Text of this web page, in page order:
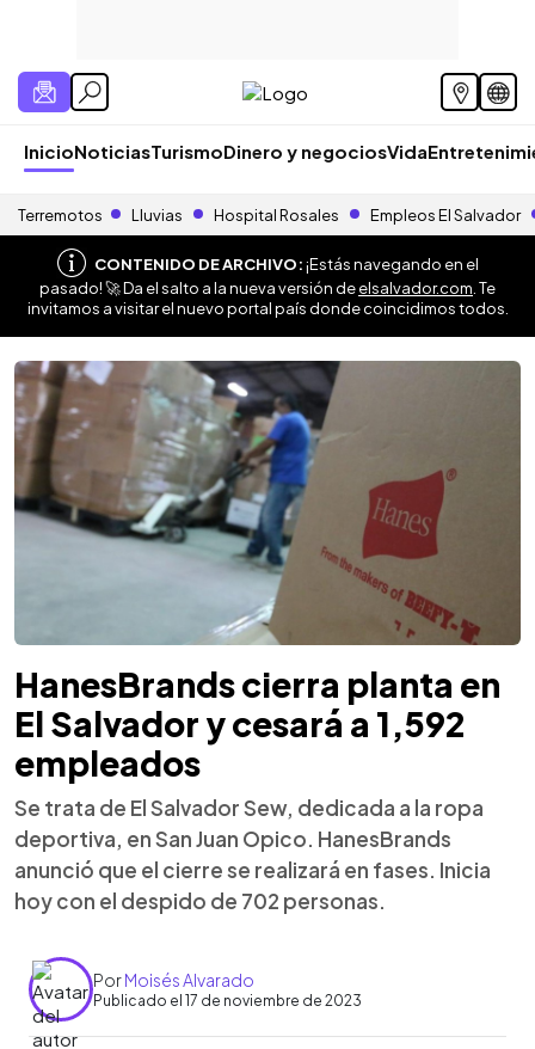
InicioNoticiasTurismoDinero y negociosVida
Terremotos Lluvias Hospital Rosales Empleos El Salvador
CONTENIDO DE ARCHIVO:¡Estás navegando en el
pasado! 🚀 Da el salto a la nueva versión deelsalvador.com . Te
invitamos a visitar el nuevo portal país donde coincidimos todos.
HanesBrands cierra planta en
El Salvador y cesará a 1,592
empleados
Se trata de El Salvador Sew, dedicada a la ropa
deportiva, en San Juan Opico. HanesBrands
anunció que el cierre se realizará en fases. Inicia
hoy con el despido de 702 personas.
PorMoisés Alvarado
Publicado el 17 de noviembre de 2023